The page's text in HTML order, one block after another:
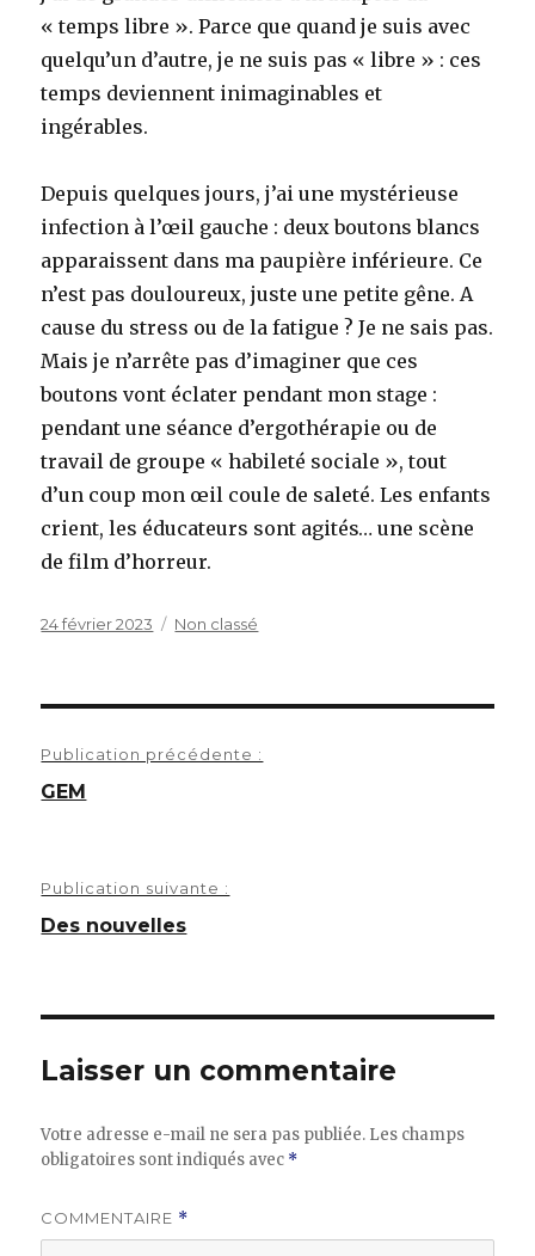
« temps libre ». Parce que quand je suis avec
quelqu’un d’autre, je ne suis pas « libre » : ces
temps deviennent inimaginables et
ingérables.
Depuis quelques jours, j’ai une mystérieuse
infection à l’œil gauche : deux boutons blancs
apparaissent dans ma paupière inférieure. Ce
n’est pas douloureux, juste une petite gêne. A
cause du stress ou de la fatigue ? Je ne sais pas.
Mais je n’arrête pas d’imaginer que ces
boutons vont éclater pendant mon stage :
pendant une séance d’ergothérapie ou de
travail de groupe « habileté sociale », tout
d’un coup mon œil coule de saleté. Les enfants
crient, les éducateurs sont agités… une scène
de film d’horreur.
Publié
24 février 2023 Catégories
Non classé
de
Publication précédente :
GEM
Publication suivante :
Des nouvelles
Laisser un commentaire
Votre adresse e-mail ne sera pas publiée. Les champs
obligatoires sont indiqués avec *
COMMENTAIRE *